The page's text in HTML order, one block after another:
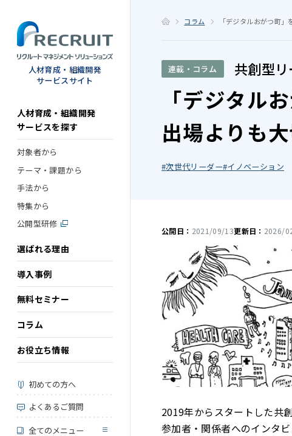
人材育成・組織開発
サービスサイト
人材育成・組織開発
サービスを探す
対象者から
テーマ・課題から
手法から
特集から
公開型研修
選ばれる理由
導入事例
無料セミナー
コラム
お役立ち情報
初めての方へ
よくあるご質問
全てのメニュー
コラム 「デジタルおがつ町
連載・コラム 共創型
「デジタル
出場よりも
次世代リーダー イノベーション
公開日： 2021/09/13更新日： 2026/
2019年からスタートした共
参加者・関係者へのインタ